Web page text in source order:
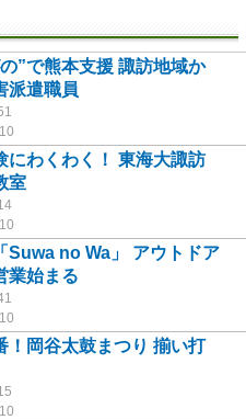
”で熊本支援 諏訪地域か
派遣職員
にわくわく！ 東海大諏訪
室
Suwa no Wa」 アウトドア
業始まる
！岡谷太鼓まつり 揃い打